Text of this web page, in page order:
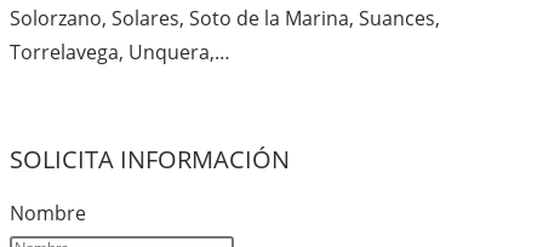
Solorzano, Solares, Soto de la Marina, Suances,
Torrelavega, Unquera,…
SOLICITA INFORMACIÓN
Nombre